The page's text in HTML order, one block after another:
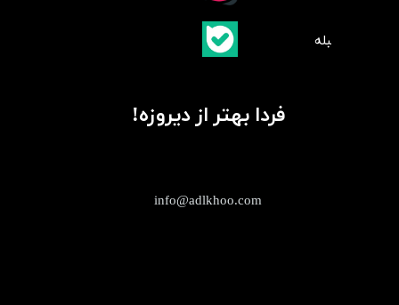
info@adlkhoo.com
فردا بهتر از دیروزه!
​بلبله​​​​​​​بله